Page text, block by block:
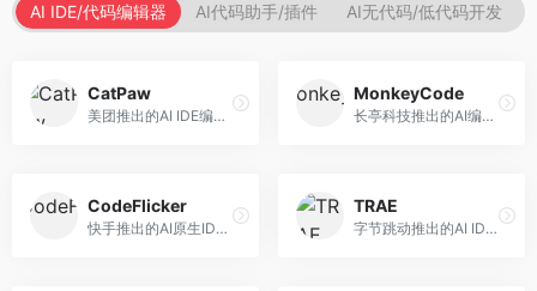
AI IDE/代码编辑器 AI代码助手/插件 AI无代码/低代码开发
CatPaw
美团推出的AI IDE编程工具，专注于本地开发生态。面向开发者，提供智能代码补全、代码生成、项目管理等服务，本地开发体验好。
MonkeyCode
长亭科技推出的AI编程助手，专注于安全开发。面向开发者，提供代码生成、安全检测、漏洞修复等服务，安全开发能力强。
CodeFlicker
快手推出的AI原生IDE，专注于短视频相关开发。面向快手生态开发者，提供代码生成、调试辅助等服务，与快手开发生态深度整合。
TRAE
字节跳动推出的AI IDE编程工具，深度集成大模型能力。面向开发者，提供智能代码补全、代码解释、重构优化等服务，编程效率显著提升。